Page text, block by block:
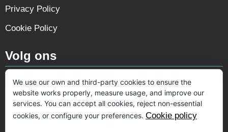
Privacy Policy
Cookie Policy
Volg ons
We use our own and third-party cookies to ensure the
website works properly, measure usage, and improve our
services. You can accept all cookies, reject non-essential
cookies, or configure your preferences. Cookie policy